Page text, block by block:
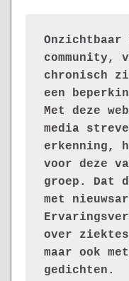
community,
chronisch
een
Met deze
media
erkenning,
voor deze
groep. Dat
met
over ziektes
maar ook
gedichten.